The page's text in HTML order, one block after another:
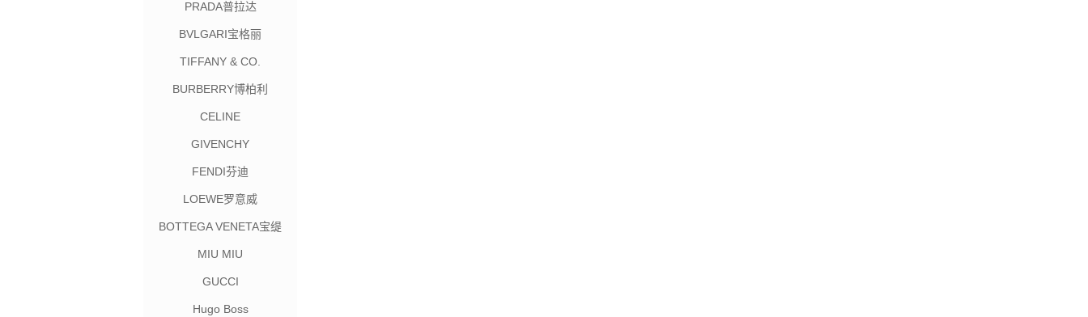
PRADA普拉达
BVLGARI宝格丽
TIFFANY & CO.
BURBERRY博柏利
CELINE
GIVENCHY
FENDI芬迪
LOEWE罗意威
BOTTEGA VENETA宝缇
MIU MIU
GUCCI
Hugo Boss